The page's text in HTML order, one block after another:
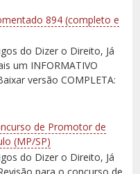
894 (completo e
do Dizer o Direito, Já
um INFORMATIVO
versão COMPLETA:
de Promotor de
(MP/SP)
do Dizer o Direito, Já